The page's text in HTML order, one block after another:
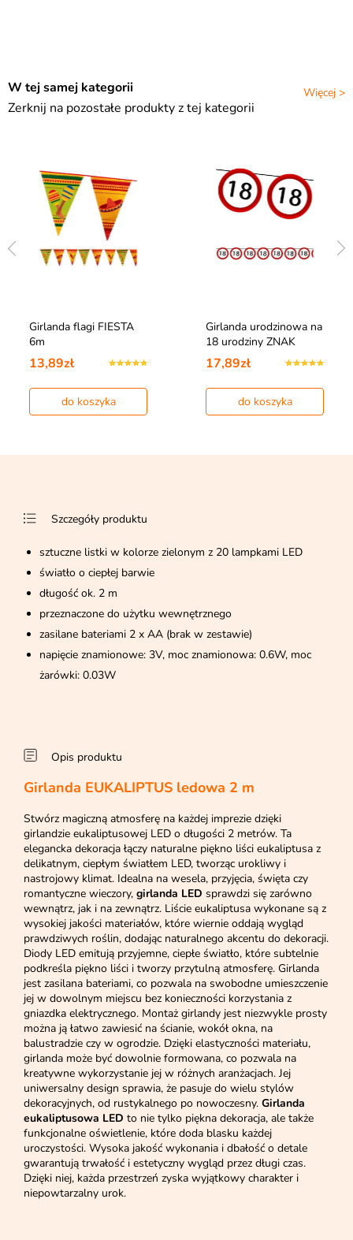
Więcej >
W tej samej kategorii
Zerknij na pozostałe produkty z tej kategorii
Girlanda flagi FIESTA
6m
13,89zł
do koszyka
Girlanda urodzinowa na
18 urodziny ZNAK
17,89zł
do koszyka
Szczegóły produktu
sztuczne listki w kolorze zielonym z 20 lampkami LED
światło o ciepłej barwie
długość ok. 2 m
przeznaczone do użytku wewnętrznego
zasilane bateriami 2 x AA (brak w zestawie)
napięcie znamionowe: 3V, moc znamionowa: 0.6W, moc
żarówki: 0.03W
Opis produktu
Girlanda EUKALIPTUS ledowa 2 m
Stwórz magiczną atmosferę na każdej imprezie dzięki
girlandzie eukaliptusowej LED o długości 2 metrów. Ta
elegancka dekoracja łączy naturalne piękno liści eukaliptusa z
delikatnym, ciepłym światłem LED, tworząc urokliwy i
nastrojowy klimat. Idealna na wesela, przyjęcia, święta czy
romantyczne wieczory, girlanda LED sprawdzi się zarówno
wewnątrz, jak i na zewnątrz. Liście eukaliptusa wykonane są z
wysokiej jakości materiałów, które wiernie oddają wygląd
prawdziwych roślin, dodając naturalnego akcentu do dekoracji.
Diody LED emitują przyjemne, ciepłe światło, które subtelnie
podkreśla piękno liści i tworzy przytulną atmosferę. Girlanda
jest zasilana bateriami, co pozwala na swobodne umieszczenie
jej w dowolnym miejscu bez konieczności korzystania z
gniazdka elektrycznego. Montaż girlandy jest niezwykle prosty
można ją łatwo zawiesić na ścianie, wokół okna, na
balustradzie czy w ogrodzie. Dzięki elastyczności materiału,
girlanda może być dowolnie formowana, co pozwala na
kreatywne wykorzystanie jej w różnych aranżacjach. Jej
uniwersalny design sprawia, że pasuje do wielu stylów
dekoracyjnych, od rustykalnego po nowoczesny. Girlanda
eukaliptusowa LED to nie tylko piękna dekoracja, ale także
funkcjonalne oświetlenie, które doda blasku każdej
uroczystości. Wysoka jakość wykonania i dbałość o detale
gwarantują trwałość i estetyczny wygląd przez długi czas.
Dzięki niej, każda przestrzeń zyska wyjątkowy charakter i
niepowtarzalny urok.